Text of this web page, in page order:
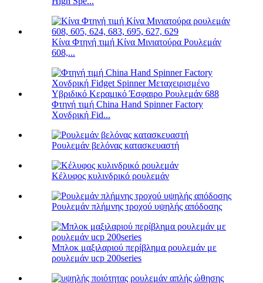
Κίνα Φτηνή τιμή Κίνα Μινιατούρα Ρουλεμάν
608,...
Φτηνή τιμή China Hand Spinner Factory
Χονδρική Fid...
Ρουλεμάν βελόνας κατασκευαστή
Κέλυφος κυλινδρικό ρουλεμάν
Ρουλεμάν πλήμνης τροχού υψηλής απόδοσης
Μπλοκ μαξιλαριού περίβλημα ρουλεμάν με
ρουλεμάν ucp 200series